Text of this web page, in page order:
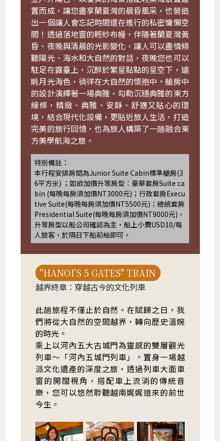
置而成，讓您盡享蘭夏灣的晨昏風采，也營造
出一個讓人會忘記時間還在進行的私密慵懶空
間！透過落地窗的輕紗布幔，伴隨著蘭夏灣黃
昏、夜晚與清晨的光影變化，讓人可以盡情傾
聽陽光、海水和大自然的對話，夜晚您也可以
駐足在露臺上，沉醉於繁星點點的星空下，遠
眺月光海色，徜徉在大自然的懷抱中。艙房中
的設計演繹著一場典雅，勾勒沉穩典雅的東方
線條，精緻、典雅、安靜、舒適又貼心的環
境，結合現代化設備，更貼近旅人生活，打造
完美的旅行回憶，也為旅人構築了一趟融合東
方美學航海之旅。
特別備註：
本行程安排房間為Junior Suite Cabin標準艙房(3
6平方米) ；如欲加價升等房型：豪華套房Suite ca
bin (每晚每房須加價NT3000元)；行政套房Execu
tive Suite(每晚每房須加價NT5500元)；總統套房
Presidential Suite(每晚每房須加價NT9000元)，
升等房型以船公司確認為主，船上小費USD10/每
人旅客，於隔日下船前給即可。
"HANOI'S 5 GATES" TRAIN
越界終章：穿越古今的文化列車
此趟旅程不僅止於自然。在賦歸之日，我
們將從大自然的空間越界，轉向歷史溫婉
的時光。
乘上以河內五大古城門為靈感的雙層觀光
列車～「河內五城門列車」。置身一場越
派文化遺產的深度之旅，透過列車大面車
窗的開闊視角，搭配車上流淌的傳統音
樂，您可以悠然聆聽越南娓娓道來的前世
今生。